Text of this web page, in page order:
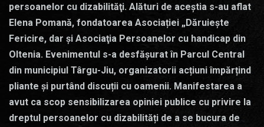
persoanelor cu dizabilităţi. Alături de aceștia s-au aflat
Elena Pomană, fondatoarea Asociației „Dăruiește
Fericire, dar și Asociaţia Persoanelor cu handicap din
Oltenia. Evenimentul s-a desfășurat în Parcul Central
din municipiul Târgu-Jiu, organizatorii acțiuni împărțind
pliante și purtând discuții cu oamenii. Manifestarea a
avut ca scop sensibilizarea opiniei publice cu privire la
dreptul persoanelor cu dizabilități de a se bucura de